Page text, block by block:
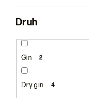
Druh
Gin 2
Dry gin 4